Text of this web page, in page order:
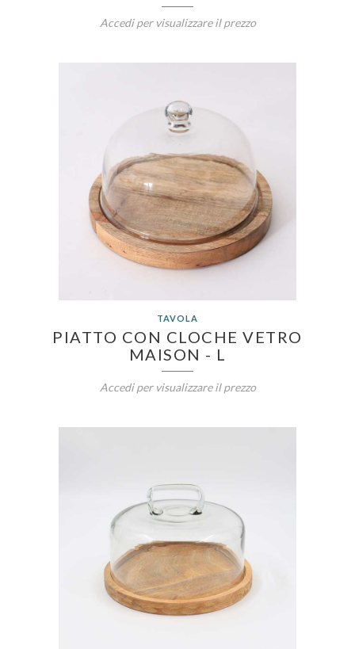
Accedi per visualizzare il prezzo
TAVOLA
PIATTO CON CLOCHE VETRO
MAISON - L
Accedi per visualizzare il prezzo